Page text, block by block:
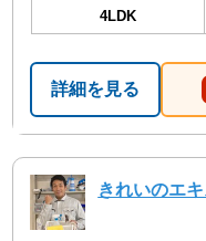
4LDK
詳細を見る